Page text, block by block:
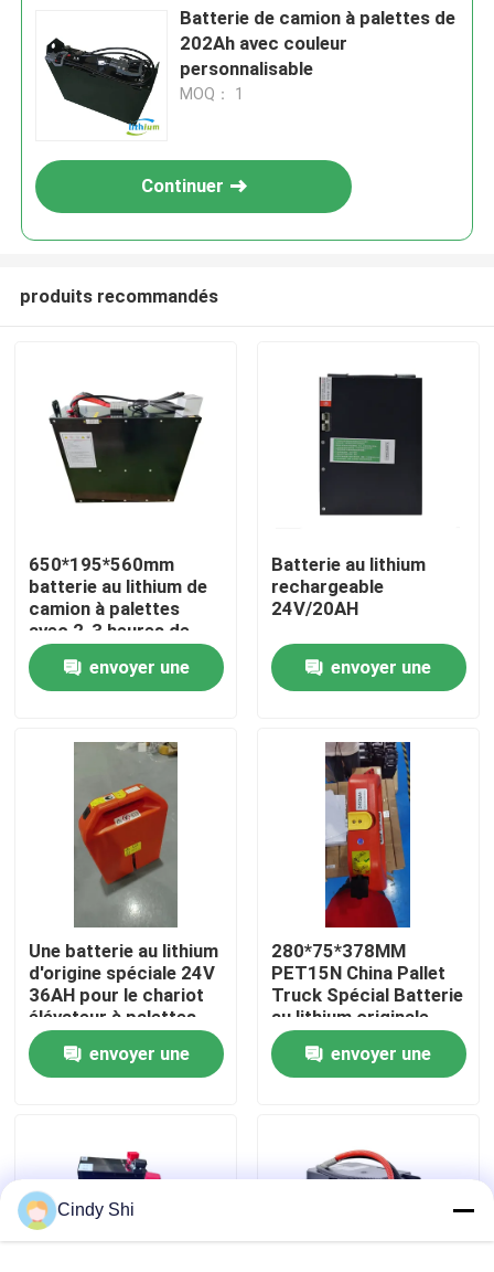
Maison
Visite d'usine
Contrôle de qualité
Demandez une citation
batterie au lithium de chariot élévateur
Batterie de chariot élévateur au lithium-ion de 48 volts
Batterie de camion à palettes de
202Ah avec couleur
personnalisable
MOQ： 1
Continuer
produits recommandés
650*195*560mm
batterie au lithium de
camion à palettes
avec 2-3 heures de
temps de décharge
pour les opérations
envoyer une
Batterie au lithium
rechargeable
24V/20AH
envoyer une
Une batterie au lithium
d'origine spéciale 24V
36AH pour le chariot
élévateur à palettes
PET15N
envoyer une
280*75*378MM
PET15N China Pallet
Truck Spécial Batterie
au lithium originale
24V 36AH
envoyer une
Cindy Shi